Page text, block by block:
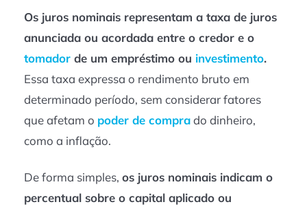
Os juros nominais representam a taxa de juros
anunciada ou acordada entre o credor e o
tomador de um empréstimo ou investimento.
Essa taxa expressa o rendimento bruto em
determinado período, sem considerar fatores
que afetam o poder de comprado dinheiro,
como a inflação.
De forma simples,os juros nominais indicam o
percentual sobre o capital aplicado ou